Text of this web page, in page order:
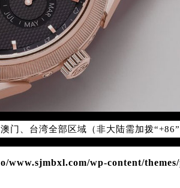
门、台湾全部区域（非大陆需加拨
部）（需提前预约）
www.sjmbxl.com/wp-content/